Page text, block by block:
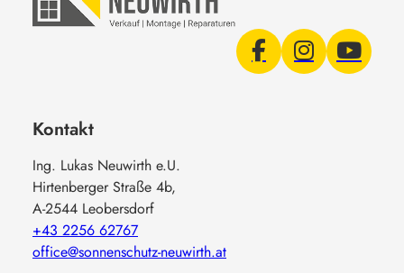
Kontakt
Ing. Lukas Neuwirth e.U.
Hirtenberger Straße 4b,
A-2544 Leobersdorf
+43 2256 62767
office@sonnenschutz-neuwirth.at